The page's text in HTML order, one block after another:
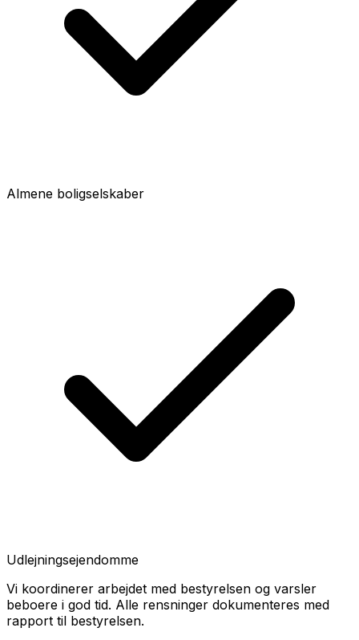
Almene boligselskaber
Udlejningsejendomme
Vi koordinerer arbejdet med bestyrelsen og varsler
beboere i god tid. Alle rensninger dokumenteres med
rapport til bestyrelsen.